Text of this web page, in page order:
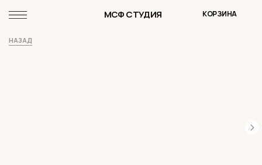
МСФ СТУДИЯ КОРЗИНА
НАЗАД